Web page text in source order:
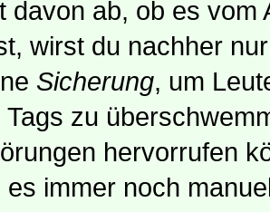
davon ab, ob es
wirst du nachher
Sicherung, um
Tags zu
hervorrufen
es immer noch